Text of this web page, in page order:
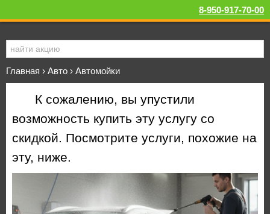
8-950-917-70-00
Главная › Авто › Автомойки
К сожалению, вы упустили
возможность купить эту услугу со
скидкой. Посмотрите услуги, похожие на
эту, ниже.